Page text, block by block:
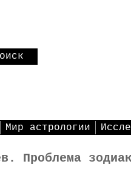
Мир астрологии
Проблема